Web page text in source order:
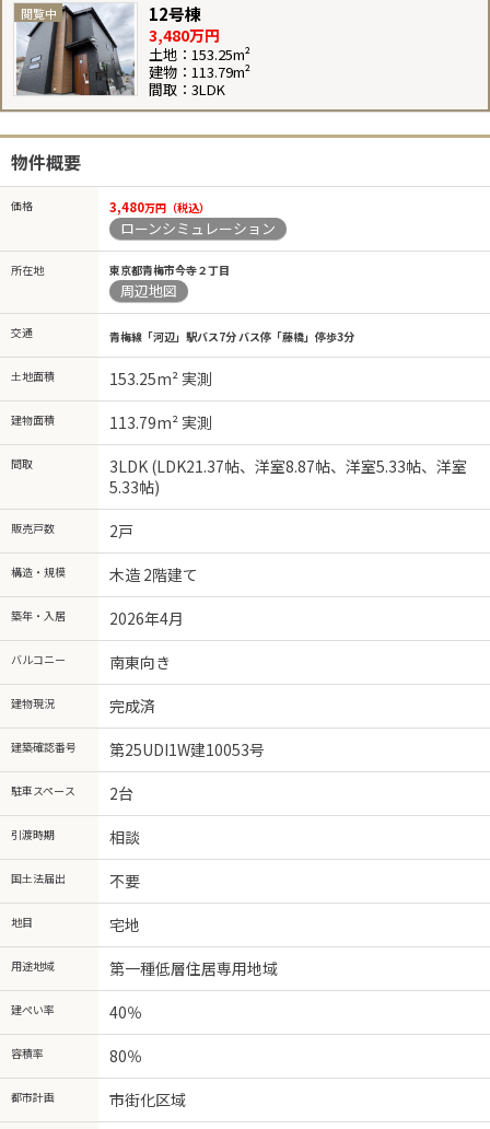
12号棟
3,480万円
土地：153.25m²
建物：113.79m²
間取：3LDK
物件概要
価格 3,480万円（税込）
ローンシミュレーション
所在地 東京都青梅市今寺２丁目
周辺地図
交通 青梅線「河辺」駅バス7分 バス停「藤橋」停歩3分
土地面積 153.25m² 実測
建物面積 113.79m² 実測
間取
3LDK (LDK21.37帖、洋室8.87帖、洋室5.33帖、洋室
5.33帖)
販売戸数 2戸
構造・規模 木造 2階建て
築年・入居 2026年4月
バルコニー 南東向き
建物現況 完成済
建築確認番号 第25UDI1W建10053号
駐車スペース 2台
引渡時期 相談
国土法届出 不要
地目 宅地
用途地域 第一種低層住居専用地域
建ぺい率 40％
容積率 80％
都市計画 市街化区域